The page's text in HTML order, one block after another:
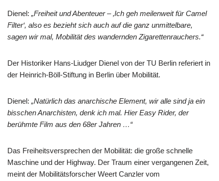
Dienel: „Freiheit und Abenteuer – ‚Ich geh meilenweit für Camel
Filter‘, also es bezieht sich auch auf die ganz unmittelbare,
sagen wir mal, Mobilität des wandernden Zigarettenrauchers.“
Der Historiker Hans-Liudger Dienel von der TU Berlin referiert in
der Heinrich-Böll-Stiftung in Berlin über Mobilität.
Dienel: „Natürlich das anarchische Element, wir alle sind ja ein
bisschen Anarchisten, denk ich mal. Hier Easy Rider, der
berühmte Film aus den 68er Jahren …“
Das Freiheitsversprechen der Mobilität: die große schnelle
Maschine und der Highway. Der Traum einer vergangenen Zeit,
meint der Mobilitätsforscher Weert Canzler vom